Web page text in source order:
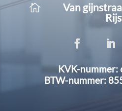

Van
KVK-nummer:
BTW-nummer: